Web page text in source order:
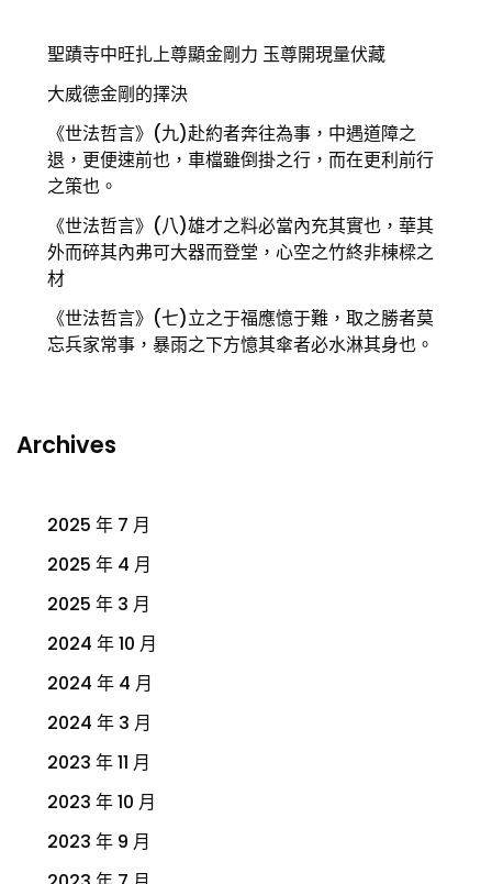
聖蹟寺中旺扎上尊顯金剛力 玉尊開現量伏藏
大威德金剛的擇決
《世法哲言》(九)赴約者奔往為事，中遇道障之
退，更便速前也，車檔雖倒掛之行，而在更利前行
之策也。
《世法哲言》(八)雄才之料必當內充其實也，華其
外而碎其內弗可大器而登堂，心空之竹終非棟樑之
材
《世法哲言》(七)立之于福應憶于難，取之勝者莫
忘兵家常事，暴雨之下方憶其傘者必水淋其身也。
Archives
2025 年 7 月
2025 年 4 月
2025 年 3 月
2024 年 10 月
2024 年 4 月
2024 年 3 月
2023 年 11 月
2023 年 10 月
2023 年 9 月